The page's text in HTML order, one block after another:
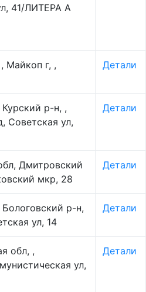
41/ЛИТЕРА А
Майкоп г, ,
Детали
р-н, ,
Советская ул,
Детали
Дмитровский
мкр, 28
Детали
Бологовский р-н,
ул, 14
Детали
обл, ,
ул,
Детали